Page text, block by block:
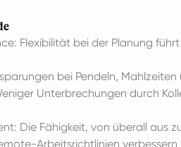
Flexibilität bei der Planung
bei Pendeln,
Unterbrechungen durch
Die Fähigkeit, von überall aus
Arbeitsrichtlinien